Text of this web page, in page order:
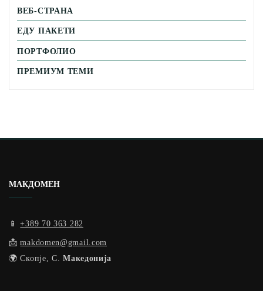
ВЕБ-СТРАНА
ЕДУ ПАКЕТИ
ПОРТФОЛИО
ПРЕМИУМ ТЕМИ
МАКДОМЕН
📱+389 70 363 282
📩makdomen@gmail.com
🌍 Скопје, С.Македонија